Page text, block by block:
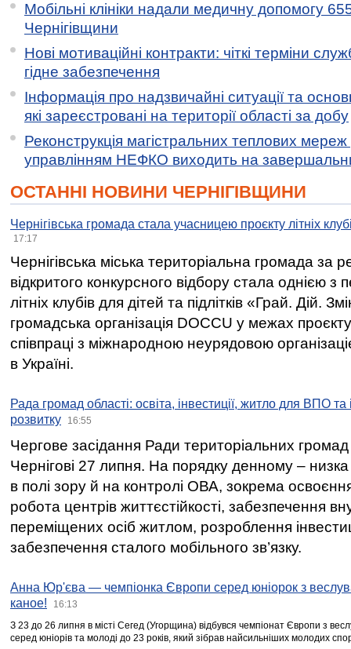
Мобільні клініки надали медичну допомогу
Чернігівщини
Нові мотиваційні контракти: чіткі терміни
гідне забезпечення
Інформація про надзвичайні ситуації та
які зареєстровані на території області за добу
Реконструкція магістральних теплових мереж
управлінням НЕФКО виходить на
ОСТАННІ НОВИНИ ЧЕРНІГІВЩИНИ
Чернігівська громада стала учасницею проєкту літніх
17:17
Чернігівська міська територіальна громада за
відкритого конкурсного відбору стала однією
літніх клубів для дітей та підлітків «Грай. Дій.
громадська організація DOCCU у межах
співпраці з міжнародною неурядовою
в Україні.
Рада громад області: освіта, інвестиції, житло для ВПО
розвитку
16:55
Чергове засідання Ради територіальних громад
Чернігові 27 липня. На порядку денному –
в полі зору й на контролі ОВА, зокрема освоєння
робота центрів життєстійкості, забезпечення
переміщених осіб житлом, розроблення
забезпечення сталого мобільного зв’язку.
Анна Юр'єва — чемпіонка Європи серед юніорок з
каное!
16:13
З 23 до 26 липня в місті Сегед (Угорщина) відбувся чемпіонат Європи з
серед юніорів та молоді до 23 років, який зібрав найсильніших молодих